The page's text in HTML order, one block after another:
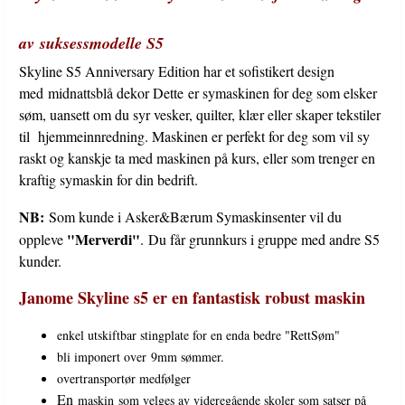
låsesting Easyset-undertrådsspolesystem Stingbredde opptil 9mm
størrelse: B: 504mm, H: 316mm, D: 236mm Maskinens vekt: 10 kg
Innvendig arbeidsrom: B210xH120mm 6 stk hvite LED lyskilder på
3 plasseringer Sømhastighet på opptil 1000 sting per minutt
Sømoversikt i toppdeksel Søm -og funksjonsvalg på LCD
trykkskjerm Regulerbart trykkfotpress med 6 nivåer Ekstra høyt
trykkfotsløft Kneløfter Undertransportøf SFS+, 7-delt Det følger
med rettsømsstingplate Den er godt ustyrt, Standard trykkføtter -
Sikksakkfot (montert på maskinen), knapphullsfot inkl. plate,
faldefot, glidelåsfot, applikasjonsfot, applikasjonsfot åpen, usynlig
faldefot, overkastfot, frihåndsquiltefot PD-H, knappisyingsfot, 1/4
inch-fot, overtransportør Spoler 6 stk Skruverktøy
Quiltelinjal Snellestopper liten og stor og spesial -2 av hver Ekstra
snellepinne Kneløfter Pekepinne Rettsømsstingplate Strømkabel og
fotpedal Stofftrekk med Janomebroderi Janome har markedets
beste 5års garanti Grunnkurs ledes av "SySelvTeamet" med
tilpasser vi opplæringen med «En-til-En» kurs når neste Oslo besøk
landet og d u som kjøper symaskin fra oss defineres som
«Gullkunde» og har første prioritet. NB: Janome Skyline S5 er en
maskin vi har levert til Skoler, Småindustri og familier i flere år. Det
er symaskinen en robust konstruksjon, som står støtt på bordet
av suksessmodelle S5
Skyline S5 Anniversary Edition har et sofistikert design
med midnattsblå dekor Dette er symaskinen for deg som elsker
søm, uansett om du syr vesker, quilter, klær eller skaper tekstiler
til hjemmeinnredning. Maskinen er perfekt for deg som vil sy
raskt og kanskje ta med maskinen på kurs, eller som trenger en
kraftig symaskin for din bedrift.
NB: Som kunde i Asker&Bærum Symaskinsenter vil du
oppleve "Merverdi". Du får grunnkurs i gruppe med andre S5
kunder.
Janome Skyline s5 er en fantastisk robust maskin
enkel utskiftbar stingplate for en enda bedre "RettSøm"
bli imponert over 9mm sømmer.
overtransportør medfølger
En maskin som velges av videregående skoler som satser på